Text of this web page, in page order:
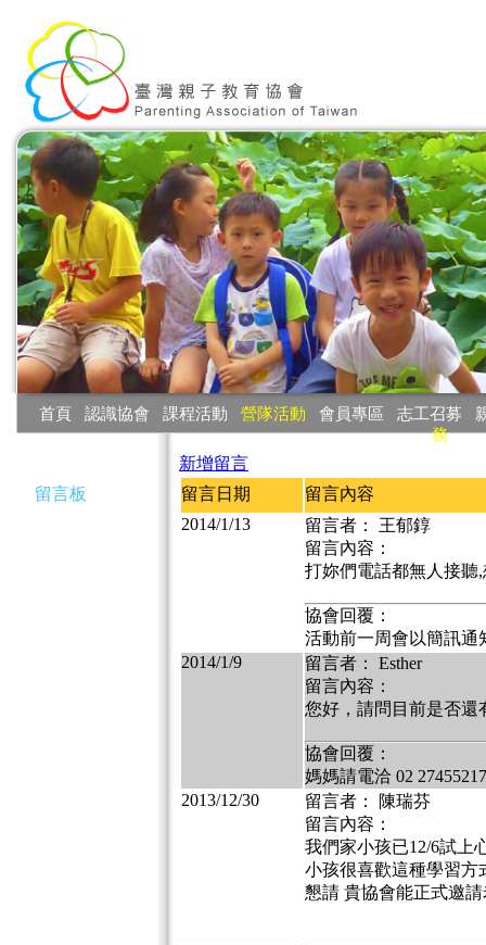
首頁 認識協會 課程活動 營隊活動 會員專區 志工召募
務
留言板
新增留言
留言日期
留言內容
2014/1/13
留言者： 王郁錞
留言內容：
打妳們電話都無人接聽
協會回覆：
活動前一周會以簡訊通
2014/1/9
留言者： Esther
留言內容：
您好，請問目前是否還
協會回覆：
媽媽請電洽 02 27455217
2013/12/30
留言者： 陳瑞芬
留言內容：
我們家小孩已12/6試上
小孩很喜歡這種學習方
懇請 貴協會能正式邀